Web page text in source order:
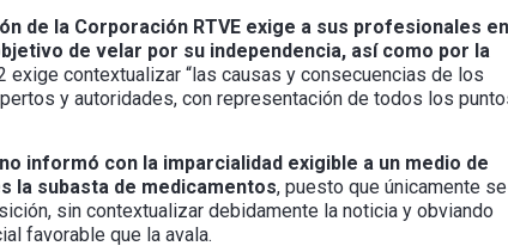
de la Corporación RTVE exige a sus profesionales en
de velar por su independencia, así como por la
exige contextualizar “las causas y consecuencias de los
y autoridades, con representación de todos los
informó con la imparcialidad exigible a un medio de
la subasta de medicamentos, puesto que únicamente se
sin contextualizar debidamente la noticia y obviando
favorable que la avala.